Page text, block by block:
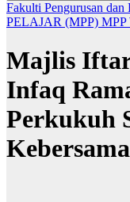
Fakulti Pengurusan dan
PELAJAR (MPP) MPP
Majlis Iftar
Infaq
Perkukuh